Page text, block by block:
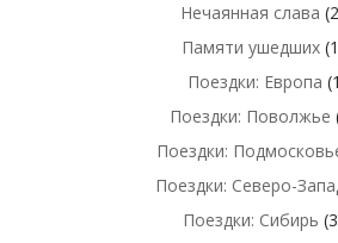
Нечаянная слава
Памяти ушедших
Поездки: Европа
Поездки: Поволжье
Поездки:
Поездки: Северо-
Поездки: Сибирь